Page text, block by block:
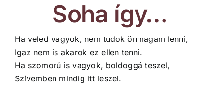
Soha így…
Ha veled vagyok, nem tudok önmagam lenni,
Igaz nem is akarok ez ellen tenni.
Ha szomorú is vagyok, boldoggá teszel,
Szívemben mindig itt leszel.